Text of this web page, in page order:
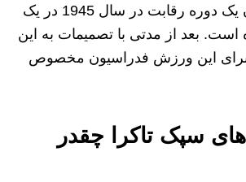
اولین بار به عنوان یک دوره رقابت در سال 1945 در یک
است. بعد از مدتی با تصمیمات به این
برای این ورزش فدراسیون مخصوص
سپک تاکرا چقدر